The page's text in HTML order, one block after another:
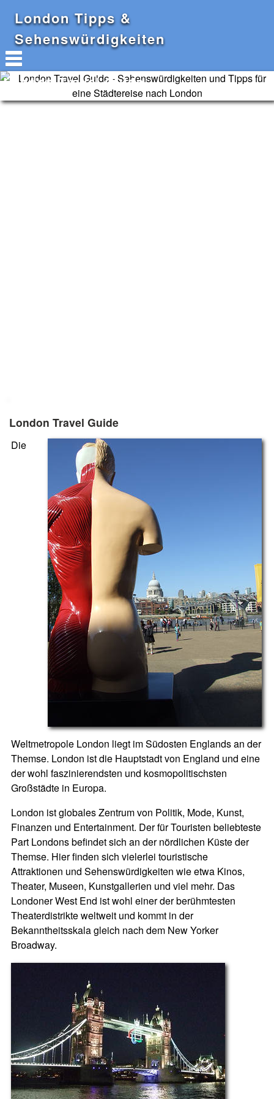
London Tipps &
Sehenswürdigkeiten
London Travel Guide
London Travel Guide
Die
Weltmetropole London liegt im Südosten Englands an der
Themse. London ist die Hauptstadt von England und eine
der wohl faszinierendsten und kosmopolitischsten
Großstädte in Europa.
London ist globales Zentrum von Politik, Mode, Kunst,
Finanzen und Entertainment. Der für Touristen beliebteste
Part Londons befindet sich an der nördlichen Küste der
Themse. Hier finden sich vielerlei touristische
Attraktionen und Sehenswürdigkeiten wie etwa Kinos,
Theater, Museen, Kunstgallerien und viel mehr. Das
Londoner West End ist wohl einer der berühmtesten
Theaterdistrikte weltweit und kommt in der
Bekanntheitsskala gleich nach dem New Yorker
Broadway.